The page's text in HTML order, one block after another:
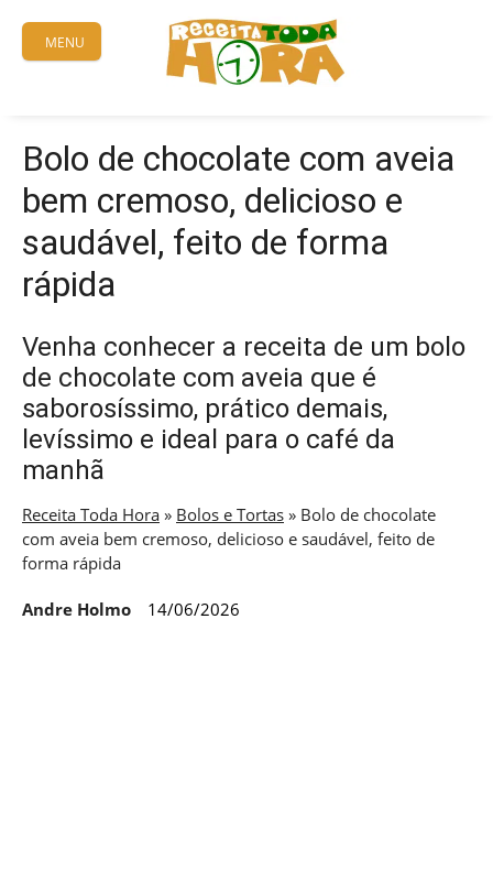
content
MENU
Bolo de chocolate com aveia
bem cremoso, delicioso e
saudável, feito de forma
rápida
Venha conhecer a receita de um bolo
de chocolate com aveia que é
saborosíssimo, prático demais,
levíssimo e ideal para o café da
manhã
Receita Toda Hora » Bolos e Tortas » Bolo de chocolate
com aveia bem cremoso, delicioso e saudável, feito de
forma rápida
Andre Holmo 14/06/2026